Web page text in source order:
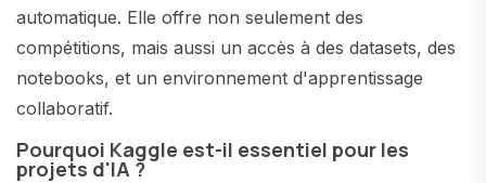
automatique. Elle offre non seulement des
compétitions, mais aussi un accès à des datasets, des
notebooks, et un environnement d'apprentissage
collaboratif.
Pourquoi Kaggle est-il essentiel pour les
projets d'IA ?